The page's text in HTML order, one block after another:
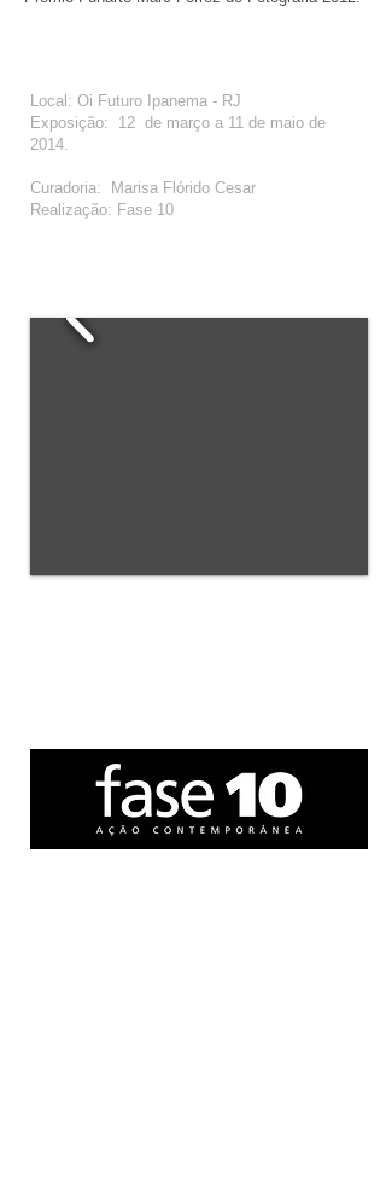
Local: Oi Futuro Ipanema - RJ
Exposição: 12 de março a 11 de maio de
2014.
Curadoria: Marisa Flórido Cesar
Realização: Fase 10